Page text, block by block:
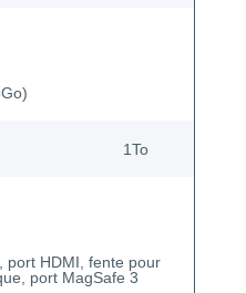
1To
port HDMI, fente pour
port MagSafe 3